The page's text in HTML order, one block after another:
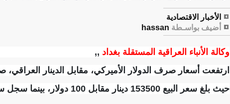
الأخبار الاقتصادية
أضيف بواسـطة hassan
وكالة الأنباء العراقية المستقلة بغداد ,,
ارتفعت أسعار صرف الدولار الأميركي، مقابل الدينار
حيث بلغ سعر البيع 153500 دينار مقابل 100 دولار، بينما سجل سعر الشراء 152500 دينار مقابل 100 دولار.